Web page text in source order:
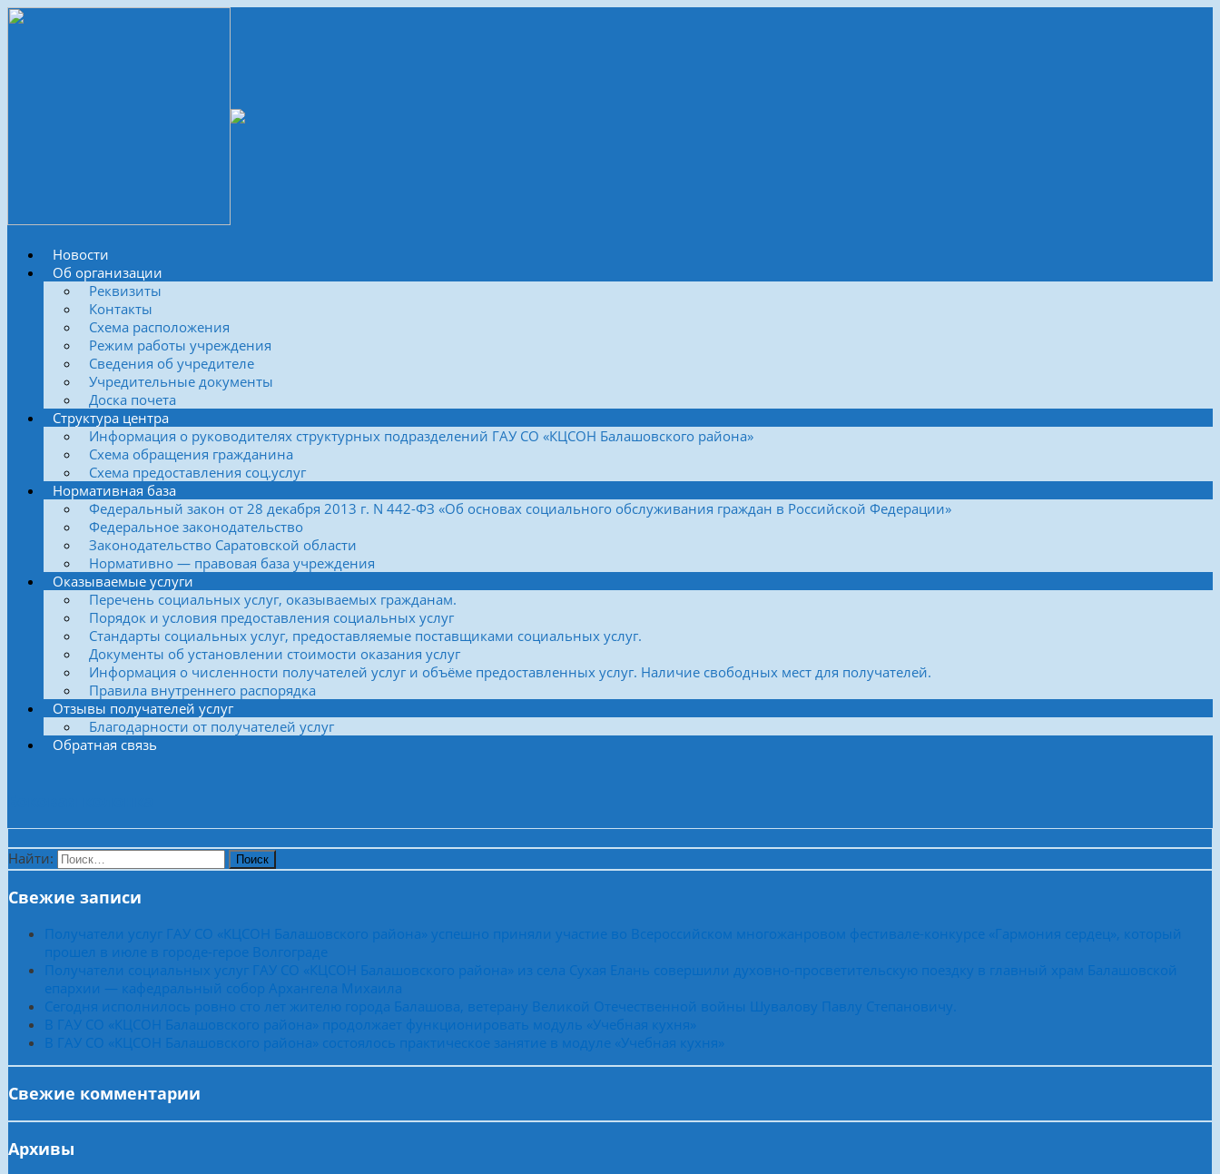
Новости
Об организации
Реквизиты
Контакты
Схема расположения
Режим работы учреждения
Сведения об учредителе
Учредительные документы
Доска почета
Структура центра
Информация о руководителях структурных подразделений ГАУ СО «КЦСОН Балашовского района»
Схема обращения гражданина
Схема предоставления соц.услуг
Нормативная база
Федеральный закон от 28 декабря 2013 г. N 442-ФЗ «Об основах социального обслуживания граждан в Российской Федерации»
Федеральное законодательство
Законодательство Саратовской области
Нормативно — правовая база учреждения
Оказываемые услуги
Перечень социальных услуг, оказываемых гражданам.
Порядок и условия предоставления социальных услуг
Стандарты социальных услуг, предоставляемые поставщиками социальных услуг.
Документы об установлении стоимости оказания услуг
Информация о численности получателей услуг и объёме предоставленных услуг. Наличие свободных мест для получателей.
Правила внутреннего распорядка
Отзывы получателей услуг
Благодарности от получателей услуг
Обратная связь
Найти:
Свежие записи
Получатели услуг ГАУ СО «КЦСОН Балашовского района» успешно приняли участие во Всероссийском многожанровом фестивале-конкурсе «Гармония сердец», который
прошел в июле в городе-герое Волгограде
Получатели социальных услуг ГАУ СО «КЦСОН Балашовского района» из села Сухая Елань совершили духовно-просветительскую поездку в главный храм Балашовской
епархии — кафедральный собор Архангела Михаила
Сегодня исполнилось ровно сто лет жителю города Балашова, ветерану Великой Отечественной войны Шувалову Павлу Степановичу.
В ГАУ СО «КЦСОН Балашовского района» продолжает функционировать модуль «Учебная кухня»
В ГАУ СО «КЦСОН Балашовского района» состоялось практическое занятие в модуле «Учебная кухня»
Свежие комментарии
Архивы